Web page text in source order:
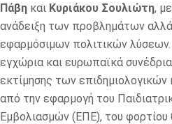
Πάβη και Κυριάκου Σουλιώτη,
ανάδειξη των προβλημάτων
εφαρμόσιμων πολιτικών
εγχώρια και ευρωπαϊκά
εκτίμησης των
από την εφαρμογή του
Εμβολιασμών (ΕΠΕ), του φορτίου